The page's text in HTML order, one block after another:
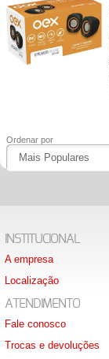
Ordenar por
INSTITUCIONAL
A empresa
Localização
ATENDIMENTO
Fale conosco
Trocas e devoluções